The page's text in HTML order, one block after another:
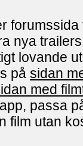
nya
lovande
på sidan
med
passa
film utan